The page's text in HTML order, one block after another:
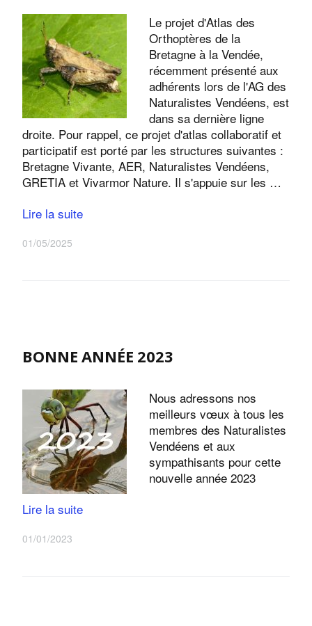
Le projet d'Atlas des
Orthoptères de la
Bretagne à la Vendée,
récemment présenté aux
adhérents lors de l'AG des
Naturalistes Vendéens, est
dans sa dernière ligne
droite. Pour rappel, ce projet d'atlas collaboratif et
participatif est porté par les structures suivantes :
Bretagne Vivante, AER, Naturalistes Vendéens,
GRETIA et Vivarmor Nature. Il s'appuie sur les …
Lire la suite
01/05/2025
BONNE ANNÉE 2023
Nous adressons nos
meilleurs vœux à tous les
membres des Naturalistes
Vendéens et aux
sympathisants pour cette
nouvelle année 2023
Lire la suite
01/01/2023